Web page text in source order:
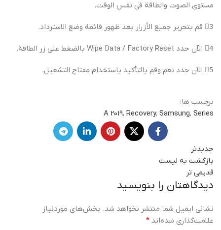
مستوى الصوت والطاقة في نفس الوقت.
3⃣ قم بتحرير جميع الأزرار بعد ظهور قائمة وضع الاسترداد.
4⃣ الآن حدد Wipe Data / Factory Reset بالضغط على زر الطاقة.
5⃣ الآن حدد نعم وقم بالتأكيد باستخدام مفتاح التشغيل.
برچسب ها:
A 2019, Recovery, Samsung, Series
جدیدتر
بازگشت به لیست
قدیمی تر
دیدگاهتان را بنویسید
نشانی ایمیل شما منتشر نخواهد شد. بخش‌های موردنیاز
علامت‌گذاری شده‌اند *